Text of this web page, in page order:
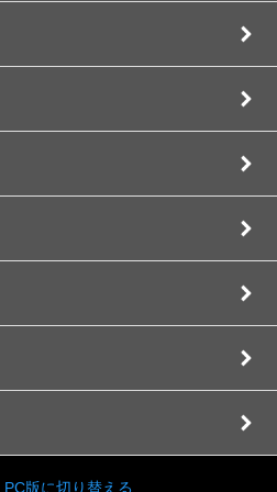
PC版に切り替える